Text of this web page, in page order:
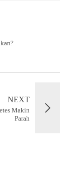
NEXT
Makin
Parah